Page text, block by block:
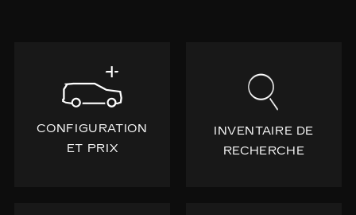
CONFIGURATION
ET PRIX
INVENTAIRE DE
RECHERCHE